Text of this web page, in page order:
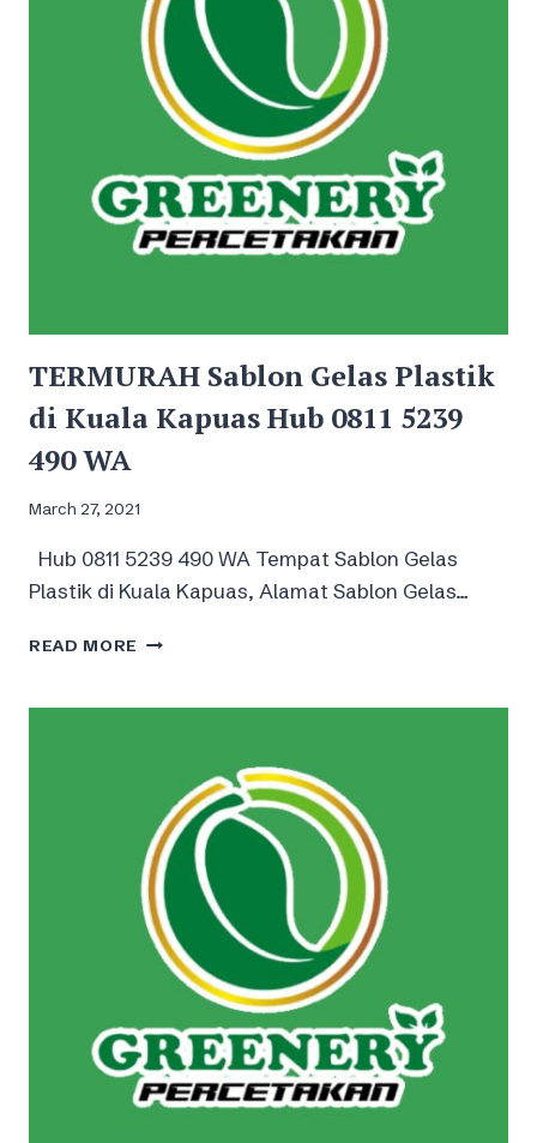
0811
490
WA
TERMURAH Sablon Gelas Plastik
di Kuala Kapuas Hub 0811 5239
490 WA
March 27, 2021
Hub 0811 5239 490 WA Tempat Sablon Gelas
Plastik di Kuala Kapuas, Alamat Sablon Gelas…
READ MORE TERMURAH
PLASTIK
KAPUAS
HUB
0811
5239
WA